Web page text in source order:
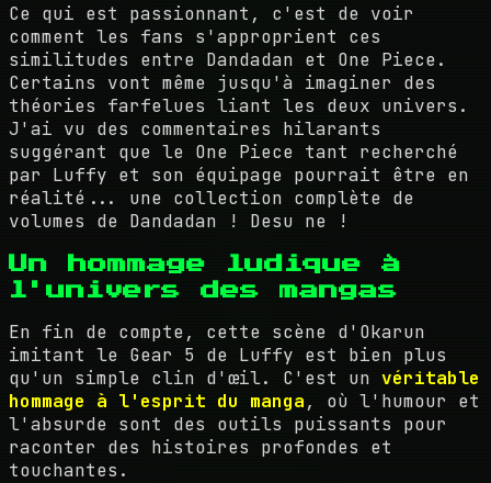
Ce qui est passionnant, c'est de voir
comment les fans s'approprient ces
similitudes entre Dandadan et One Piece.
Certains vont même jusqu'à imaginer des
théories farfelues liant les deux univers.
J'ai vu des commentaires hilarants
suggérant que le One Piece tant recherché
par Luffy et son équipage pourrait être en
réalité... une collection complète de
volumes de Dandadan ! Desu ne !
Un hommage ludique à
l'univers des mangas
En fin de compte, cette scène d'Okarun
imitant le Gear 5 de Luffy est bien plus
qu'un simple clin d'œil. C'est un véritable
hommage à l'esprit du manga, où l'humour et
l'absurde sont des outils puissants pour
raconter des histoires profondes et
touchantes.